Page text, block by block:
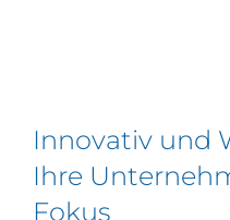
Innovativ und
Ihre
Fokus